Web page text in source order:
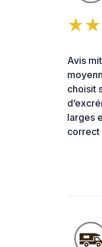
Avis
choisit
larges
correct